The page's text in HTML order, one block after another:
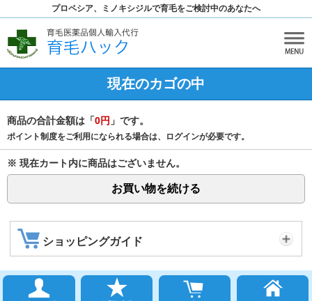
プロペシア、ミノキシジルで育毛をご検討中のあなたへ
現在のカゴの中
商品の合計金額は「0円 」です。
ポイント制度をご利用になられる場合は、ログインが必要です。
※ 現在カート内に商品はございません。
お買い物を続ける
ショッピングガイド